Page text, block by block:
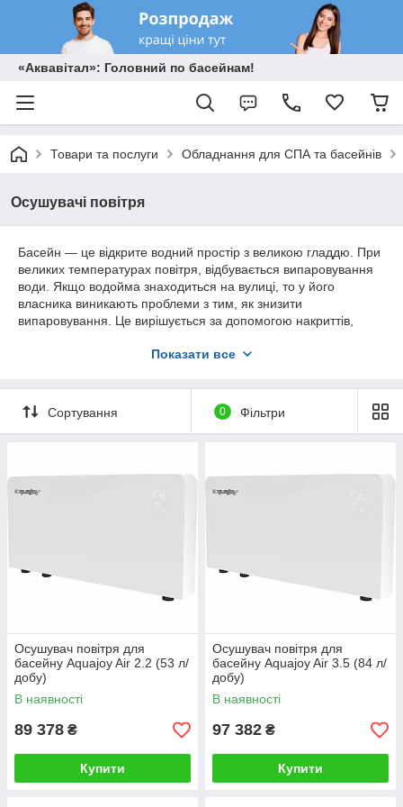
«Аквавітал»: Головний по басейнам!
Товари та послуги Обладнання для СПА та басейнів
Осушувачі повітря
Басейн — це відкрите водний простір з великою гладдю. При
великих температурах повітря, відбувається випаровування
води. Якщо водойма знаходиться на вулиці, то у його
власника виникають проблеми з тим, як знизити
випаровування. Це вирішується за допомогою накриттів,
знаходиться всередині приміщення: ті ж накриття рятують
відкритий і в ньому купаються люди?
Випаровування води в басейні:
тренажерні зали, роздягальні, пральні, кімнати СПА салонів
— це далеко не повний перелік приміщень з високою
повітря.
Показати все
Сортування 0 Фільтри
Осушувач повітря для
басейну Aquajoy Air 2.2 (53 л/
добу)
В наявності
89 378 ₴
Купити
Осушувач повітря для
басейну Aquajoy Air 3.5 (84 л/
добу)
В наявності
97 382 ₴
Купити